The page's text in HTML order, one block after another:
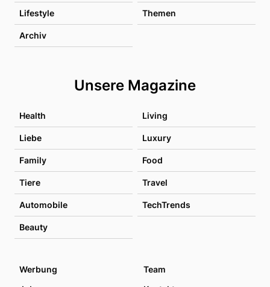
Lifestyle Themen
Archiv
Unsere Magazine
Health Living
Liebe Luxury
Family Food
Tiere Travel
Automobile TechTrends
Beauty
Werbung
Team